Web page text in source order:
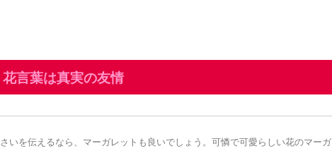
言葉は真実の友情
いを伝えるなら、マーガレットも良いでしょう。可憐で可愛らしい花のマーガ